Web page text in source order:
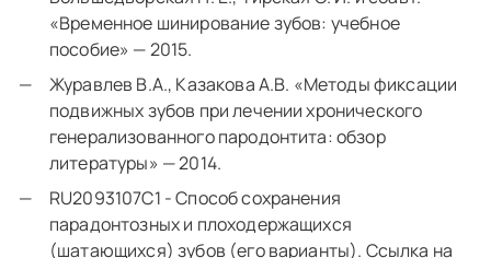
«Временное шинирование зубов: учебное
пособие» — 2015.
Журавлев В.А., Казакова А.В. «Методы фиксации
подвижных зубов при лечении хронического
генерализованного пародонтита: обзор
литературы» — 2014.
RU2093107C1 - Способ сохранения
парадонтозных и плоходержащихся
(шатающихся) зубов (его варианты). Ссылка на